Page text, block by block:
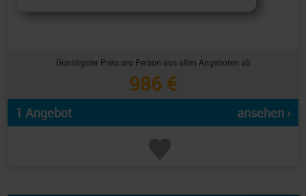
Günstigster Preis pro Person aus allen Angeboten ab
986 €
1 Angebot ansehen ›